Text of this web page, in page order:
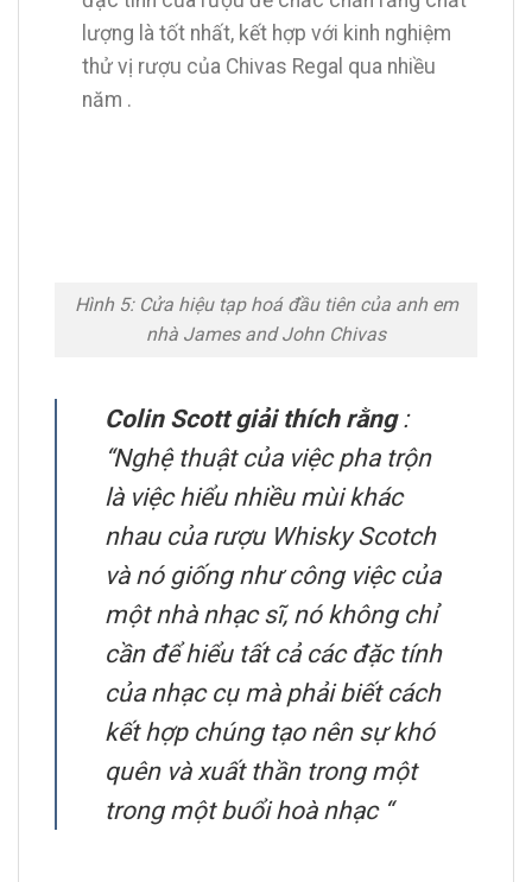
lượng là tốt nhất, kết hợp với kinh nghiệm
thử vị rượu của Chivas Regal qua nhiều
năm .
Hình 5: Cửa hiệu tạp hoá đầu tiên của anh em
nhà James and John Chivas
Colin Scott giải thích rằng:
“Nghệ thuật của việc pha trộn
là việc hiểu nhiều mùi khác
nhau của rượu Whisky Scotch
và nó giống như công việc của
một nhà nhạc sĩ, nó không chỉ
cần để hiểu tất cả các đặc tính
của nhạc cụ mà phải biết cách
kết hợp chúng tạo nên sự khó
quên và xuất thần trong một
trong một buổi hoà nhạc “